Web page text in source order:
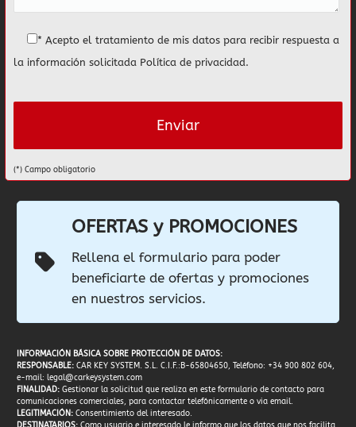
* Acepto el tratamiento de mis datos para recibir respuesta a
la información solicitada Política de privacidad.
(*) Campo obligatorio
OFERTAS y PROMOCIONES
Rellena el formulario para poder
beneficiarte de ofertas y promociones
en nuestros servicios.
INFORMACIÓN BÁSICA SOBRE PROTECCIÓN DE DATOS:
RESPONSABLE: CAR KEY SYSTEM. S.L. C.I.F.:B-65804650, Teléfono: +34 900 802 604,
e-mail: legal@carkeysystem.com
FINALIDAD: Gestionar la solicitud que realiza en este formulario de contacto para
comunicaciones comerciales, para contactar telefónicamente o via email.
LEGITIMACIÓN: Consentimiento del interesado.